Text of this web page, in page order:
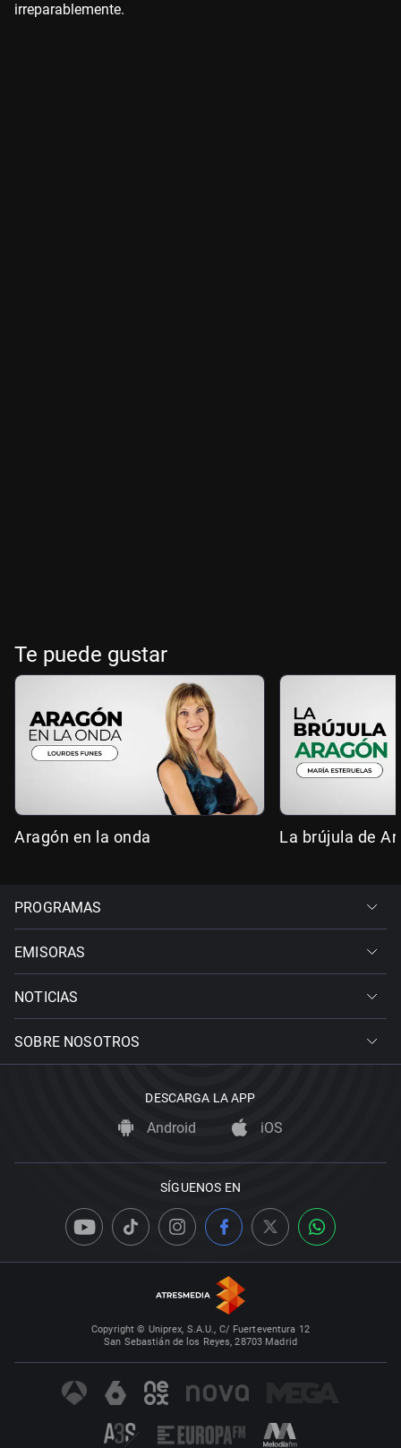
irreparablemente.
Te puede gustar
Aragón en la onda La brújula de
PROGRAMAS
EMISORAS
NOTICIAS
SOBRE NOSOTROS
DESCARGA LA APP
Android iOS
SÍGUENOS EN
Copyright © Uniprex, S.A.U., C/ Fuerteventura 12
San Sebastián de los Reyes, 28703 Madrid